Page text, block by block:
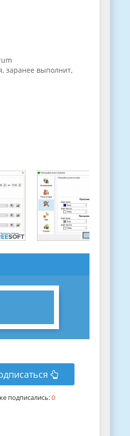
заранее выполнит,
подписались:0